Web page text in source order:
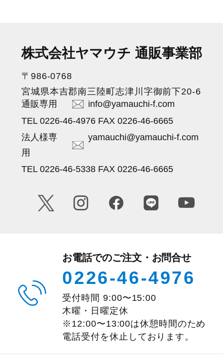
株式会社ヤマウチ 通販事業部
〒986-0768
宮城県本吉郡南三陸町志津川字御前下20-6
通販専用
info@yamauchi-f.com
TEL 0226-46-4976 FAX 0226-46-6665
法人様専
用
yamauchi@yamauchi-f.com
TEL 0226-46-5338 FAX 0226-46-6665
お電話でのご注文・お問合せ
0226-46-4976
受付時間 9:00〜15:00
木曜・日曜定休
※12:00〜13:00は休憩時間のため
電話受付を休止しております。